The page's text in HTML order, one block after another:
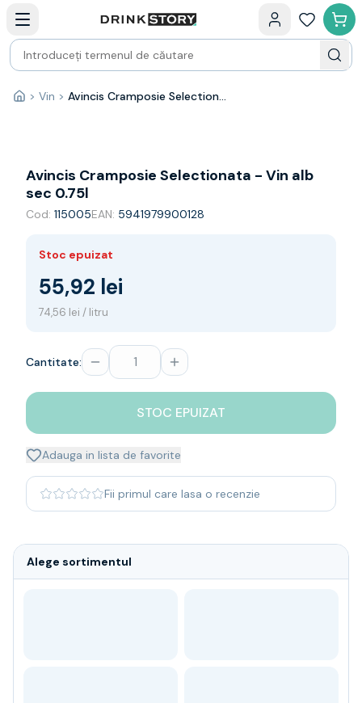
Bauturi fine — selectie
Produse Noi
Cosuri cadou
Pachete & Cadouri
Vin
Franta
Spania
Africa de Sud
Germania
Noua Zeelanda
Spumante
Sampanie
Single malt
Japanese
Bourbon
Blanded Japanese
Canadian
Rom
Vodka
Acasă
> Vin > Avincis Cramposie Selectionata - Vin alb sec 0.75l
Avincis Cramposie Selectionata - Vin alb
sec 0.75l
Cod: 115005EAN: 5941979900128
Stoc epuizat
55,92 lei
74,56 lei / litru
Cantitate:
STOC EPUIZAT
Adauga in lista de favorite
Fii primul care lasa o recenzie
Alege sortimentul